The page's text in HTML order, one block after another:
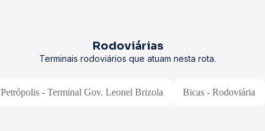
Rodoviárias
Terminais rodoviários que atuam nesta rota.
Petrópolis - Terminal Gov. Leonel Brizola Bicas - Rodoviária